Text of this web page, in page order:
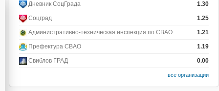
1.30
Дневник СоцГрада
1.25
Соцград
1.21
Административно-техническая инспекция по СВАО
1.19
Префектура СВАО
0.00
Свиблов ГРАД
все организации